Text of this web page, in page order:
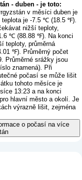
- duben - je toto:
v měsíci duben je
je -7.5 ℃ (18.5 ℉).
nižší teploty,
℃ (88.88 ℉). Na konci
teploty, průměrná
℉). Průměrný počet
Průměrné srážky jsou
znamená). Při
počasí se může lišit
tohoto měsíce je
13:23 a na konci
hlavní město a okolí. Je
výrazně lišit, zejména
o počasí na více